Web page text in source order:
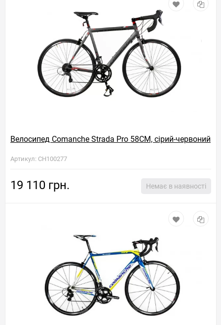
Велосипед Comanche Strada Pro 58CM, сірий-червоний
Артикул: CH100277
19 110 грн. Немає в наявності